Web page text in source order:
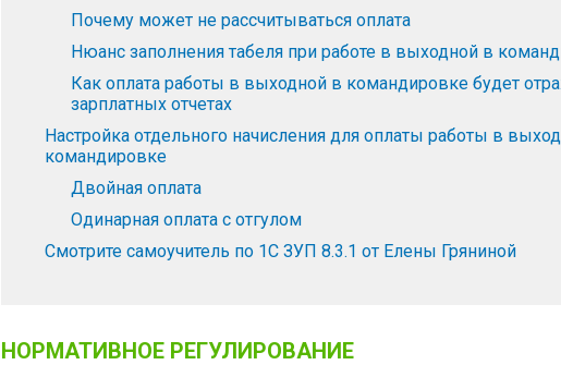
Почему может не рассчитываться оплата
Нюанс заполнения табеля при работе в выходной в
Как оплата работы в выходной в командировке будет
зарплатных отчетах
Настройка отдельного начисления для оплаты работы в
командировке
Двойная оплата
Одинарная оплата с отгулом
Смотрите самоучитель по 1С ЗУП 8.3.1 от Елены Гряниной
НОРМАТИВНОЕ РЕГУЛИРОВАНИЕ